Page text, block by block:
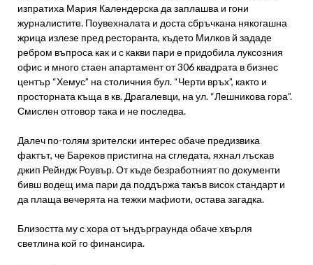
изпратиха Мария Календерска да заплашва и гони
журналистите. Поувехналата и доста сбръчкана някогашна
жрица излезе пред ресторанта, където Милков й зададе
ребром въпроса как и с какви пари е придобила луксозния
офис и много стаен апартамент от 306 квадрата в бизнес
център “Хемус” на столичния бул. “Черти връх”, както и
просторната къща в кв. Драгалевци, на ул. “Лешникова гора”.
Смислен отговор така и не последва.
Далеч по-голям зрителски интерес обаче предизвика
фактът, че Бареков пристигна на сгледата, яхнал лъскав
джип Рейндж Роувър. От къде безработният по документи
бивш водещ има пари да поддържа такъв висок стандарт и
да плаща вечерята на тежки мафиоти, остава загадка.
Близостта му с хора от ъндърграунда обаче хвърля
светлина кой го финансира.